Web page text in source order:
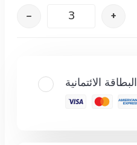
– +
البطاقة الائتمانية